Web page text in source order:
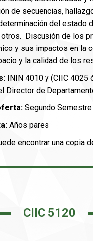
de secuencias,
del estado
otros. Discusión de los
y sus impactos en la
y la calidad de los
ININ 4010 y (CIIC 4025
Director de
Segundo Semestre
Años pares
encontrar una copia
CIIC 5120